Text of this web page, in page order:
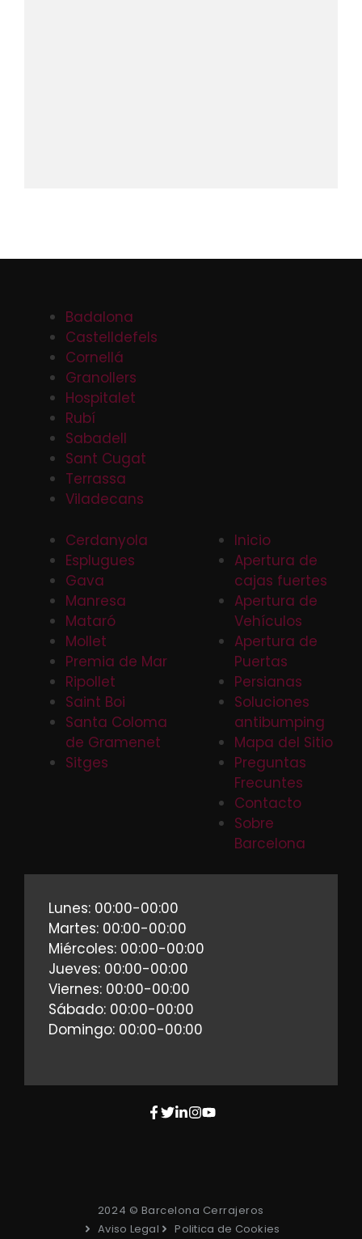
Badalona
Castelldefels
Cornellá
Granollers
Hospitalet
Rubí
Sabadell
Sant Cugat
Terrassa
Viladecans
Cerdanyola
Esplugues
Gava
Manresa
Mataró
Mollet
Premia de Mar
Ripollet
Saint Boi
Santa Coloma
de Gramenet
Sitges
Inicio
Apertura de
cajas fuertes
Apertura de
Vehículos
Apertura de
Puertas
Persianas
Soluciones
antibumping
Mapa del Sitio
Preguntas
Frecuntes
Contacto
Sobre
Barcelona
Lunes: 00:00-00:00
Martes: 00:00-00:00
Miércoles: 00:00-00:00
Jueves: 00:00-00:00
Viernes: 00:00-00:00
Sábado: 00:00-00:00
Domingo: 00:00-00:00
2024 © Barcelona Cerrajeros
Aviso Legal
Politica de Cookies